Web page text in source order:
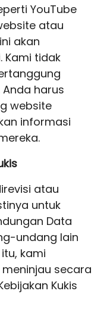
YouTube
atau
akan
Kami tidak
harus
website
informasi
atau
untuk
Data
undang lain
kami
secara
Kukis